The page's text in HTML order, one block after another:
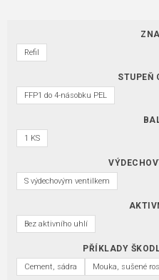
Refil
STUPEŇ
FFP1 do 4-násobku PEL
1 KS
S výdechovým ventilkem
Bez aktivního uhlí
PŘÍKLADY
Cement, sádra Mouka, sušené